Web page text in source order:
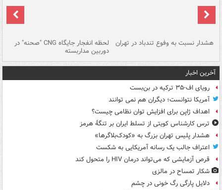
هشدار نسبت به وفوع تندباد در تهران لحظه انفجار جایگاه CNG "صحنه" در
دوربین مداربسته
آخرین اخبار
رویای اف-۳۵ ترکیه در بن‌بست
آمریکا نتوانست؛ دیگران هم نمی توانند
اهداف ژاپن برای افزایش توان نظامی چیست؟
ترس کارشناس کویتی از تسلط ایران بر تنگۀ هرمز
هشدار پلیس تهران بزرگ به «کودک‌بلاگرها»
اعتراف جالب یک رسانه آمریکایی به شکست
قرص آزمایشی که می‌تواند درمان HIV را متحول کند
شکار تمساح در مالزی
دلایل پارگی رگ خونی در چشم